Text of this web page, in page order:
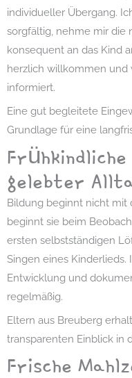
individueller Übergang.
sorgfältig, nehme mir die
konsequent an das Kind
herzlich willkommen und
informiert.
Eine gut begleitete
Grundlage für eine
gelebter
Bildung beginnt nicht mit
beginnt sie beim
ersten selbstständigen
Singen eines
Entwicklung und
regelmäßig.
Eltern aus Breuberg
transparenten Einblick in
Frische